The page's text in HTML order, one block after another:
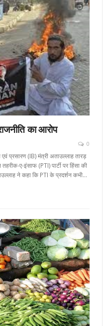
का आरोप
0
प्रसारण (IB) मंत्री अताउल्लाह तारड़
ए-इंसाफ (PTI) पार्टी पर हिंसा की
ने कहा कि PTI के प्रदर्शन कभी…